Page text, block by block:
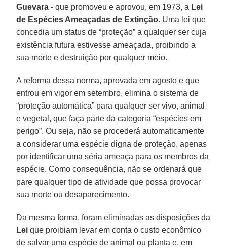
Guevara - que promoveu e aprovou, em 1973, a Lei
de Espécies Ameaçadas de Extinção. Uma lei que
concedia um status de “proteção” a qualquer ser cuja
existência futura estivesse ameaçada, proibindo a
sua morte e destruição por qualquer meio.
A reforma dessa norma, aprovada em agosto e que
entrou em vigor em setembro, elimina o sistema de
“proteção automática” para qualquer ser vivo, animal
e vegetal, que faça parte da categoria “espécies em
perigo”. Ou seja, não se procederá automaticamente
a considerar uma espécie digna de proteção, apenas
por identificar uma séria ameaça para os membros da
espécie. Como consequência, não se ordenará que
pare qualquer tipo de atividade que possa provocar
sua morte ou desaparecimento.
Da mesma forma, foram eliminadas as disposições da
Lei que proibiam levar em conta o custo econômico
de salvar uma espécie de animal ou planta e, em